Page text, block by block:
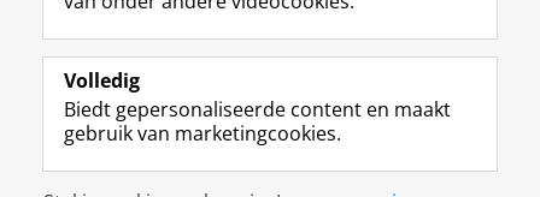
b
o
p
a
i
e
I
-
p
g
f
e
R
k
r
m
c
e
k
a
Alumni
Over ons
Disclaimer & Copyright
Volledig
Biedt gepersonaliseerde content en maakt
gebruik van marketingcookies.